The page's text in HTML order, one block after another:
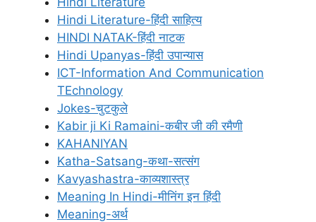
Hindi Literature-हिंदी साहित्य
HINDI NATAK-हिंदी नाटक
Hindi Upanyas-हिंदी उपान्यास
ICT-Information And Communication
TEchnology
Jokes-चुटकुले
Kabir ji Ki Ramaini-कबीर जी की रमैणी
KAHANIYAN
Katha-Satsang-कथा-सत्संग
Kavyashastra-काव्यशास्त्र
Meaning In Hindi-मीनिंग इन हिंदी
Meaning-अर्थ